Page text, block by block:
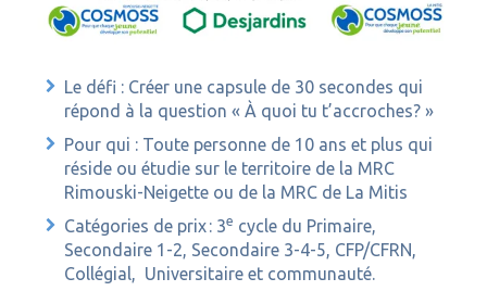
Le défi : Créer une capsule de 30 secondes qui
répond à la question « À quoi tu t’accroches? »
Pour qui : Toute personne de 10 ans et plus qui
réside ou étudie sur le territoire de la MRC
Rimouski-Neigette ou de la MRC de La Mitis
Catégories de prix : 3e cycle du Primaire,
Secondaire 1-2, Secondaire 3-4-5, CFP/CFRN,
Collégial, Universitaire et communauté.